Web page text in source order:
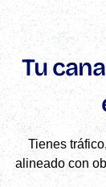
Tu
Tienes
alineado con